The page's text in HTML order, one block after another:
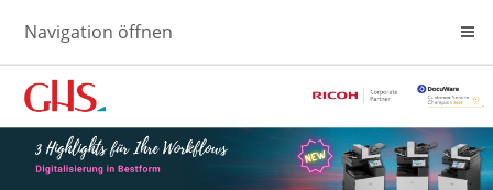
Navigation öffnen